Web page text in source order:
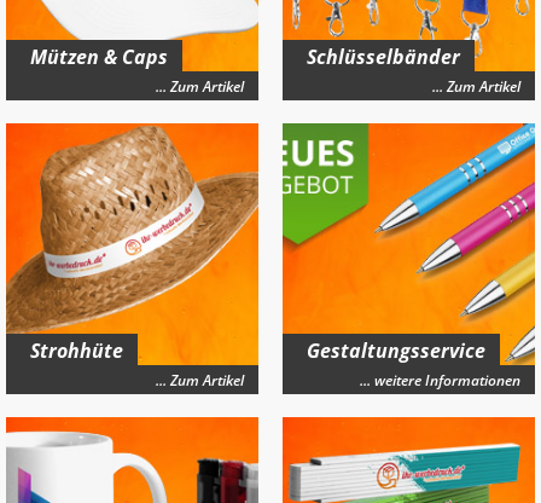
Mützen & Caps
... Zum Artikel
Schlüsselbänder
... Zum Artikel
Strohhüte
... Zum Artikel
Gestaltungsservice
... weitere Informationen